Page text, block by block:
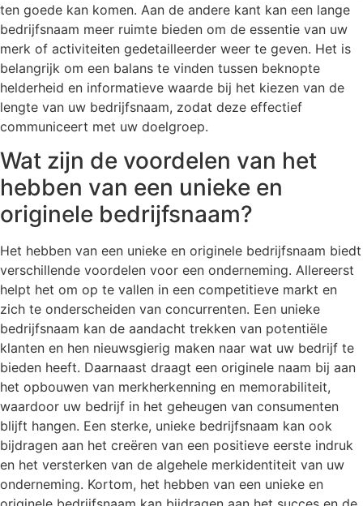
ten goede kan komen. Aan de andere kant kan een lange
bedrijfsnaam meer ruimte bieden om de essentie van uw
merk of activiteiten gedetailleerder weer te geven. Het is
belangrijk om een balans te vinden tussen beknopte
helderheid en informatieve waarde bij het kiezen van de
lengte van uw bedrijfsnaam, zodat deze effectief
communiceert met uw doelgroep.
Wat zijn de voordelen van het
hebben van een unieke en
originele bedrijfsnaam?
Het hebben van een unieke en originele bedrijfsnaam biedt
verschillende voordelen voor een onderneming. Allereerst
helpt het om op te vallen in een competitieve markt en
zich te onderscheiden van concurrenten. Een unieke
bedrijfsnaam kan de aandacht trekken van potentiële
klanten en hen nieuwsgierig maken naar wat uw bedrijf te
bieden heeft. Daarnaast draagt een originele naam bij aan
het opbouwen van merkherkenning en memorabiliteit,
waardoor uw bedrijf in het geheugen van consumenten
blijft hangen. Een sterke, unieke bedrijfsnaam kan ook
bijdragen aan het creëren van een positieve eerste indruk
en het versterken van de algehele merkidentiteit van uw
onderneming. Kortom, het hebben van een unieke en